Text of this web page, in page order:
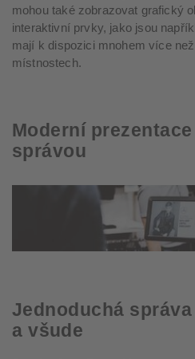
mohou také zobrazovat grafický
interaktivní prvky, jako jsou
mají k dispozici mnohem více
místnostech.
Moderní
správou
Jednoduchá
a všude